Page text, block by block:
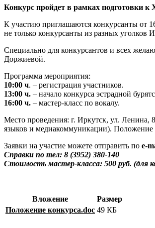
Конкурс пройдет в рамках подготовки
К участию приглашаются конкурсанты от
не только конкурсанты из разных уголков
Специально для конкурсантов и всех
Доржиевой.
Программа мероприятия:
10:00 ч. – регистрация участников.
13:00 ч. – начало конкурса эстрадной
16:00 ч. – мастер-класс по вокалу.
Место проведения: г. Иркутск, ул. Ленина,
языков и медиакоммуникации). Положение
Заявки на участие можете отправить по e-
Справки по тел: 8 (3952) 380-140
Стоимость мастер-класса: 500 руб. (для
Вложение
Размер
Положение конкурса.doc 49 КБ